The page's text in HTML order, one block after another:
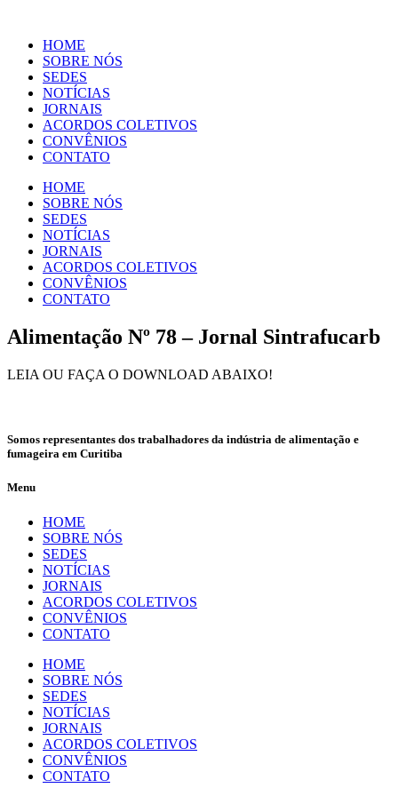
conteúdo
HOME
SOBRE NÓS
SEDES
NOTÍCIAS
JORNAIS
ACORDOS COLETIVOS
CONVÊNIOS
CONTATO
HOME
SOBRE NÓS
SEDES
NOTÍCIAS
JORNAIS
ACORDOS COLETIVOS
CONVÊNIOS
CONTATO
Alimentação Nº 78 – Jornal Sintrafucarb
LEIA OU FAÇA O DOWNLOAD ABAIXO!
Somos representantes dos trabalhadores da indústria de alimentação e
fumageira em Curitiba
Menu
HOME
SOBRE NÓS
SEDES
NOTÍCIAS
JORNAIS
ACORDOS COLETIVOS
CONVÊNIOS
CONTATO
HOME
SOBRE NÓS
SEDES
NOTÍCIAS
JORNAIS
ACORDOS COLETIVOS
CONVÊNIOS
CONTATO